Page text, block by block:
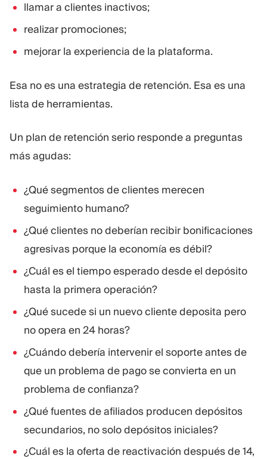
llamar a clientes inactivos;
realizar promociones;
mejorar la experiencia de la plataforma.
Esa no es una estrategia de retención. Esa es una
lista de herramientas.
Un plan de retención serio responde a preguntas
más agudas:
¿Qué segmentos de clientes merecen
seguimiento humano?
¿Qué clientes no deberían recibir bonificaciones
agresivas porque la economía es débil?
¿Cuál es el tiempo esperado desde el depósito
hasta la primera operación?
¿Qué sucede si un nuevo cliente deposita pero
no opera en 24 horas?
¿Cuándo debería intervenir el soporte antes de
que un problema de pago se convierta en un
problema de confianza?
¿Qué fuentes de afiliados producen depósitos
secundarios, no solo depósitos iniciales?
¿Cuál es la oferta de reactivación después de 14,